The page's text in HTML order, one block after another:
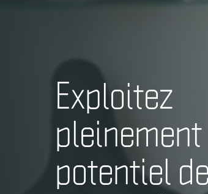
Exploitez
pleinement
potentiel de